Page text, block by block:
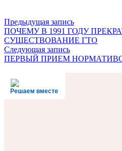
Предыдущая запись
ПОЧЕМУ В 1991 ГОДУ
СУЩЕСТВОВАНИЕ ГТО
Следующая запись
ПЕРВЫЙ ПРИЕМ
Решаем вместе